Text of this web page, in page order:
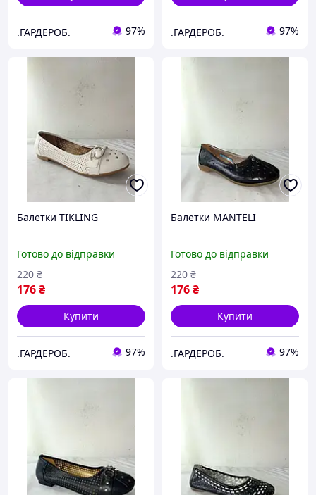
.ГАРДЕРОБ. 97% .ГАРДЕРОБ. 97%
Балетки TIKLING
Готово до відправки
176₴
220 ₴
Купити
.ГАРДЕРОБ. 97%
Балетки MANTELI
Готово до відправки
176₴
220 ₴
Купити
.ГАРДЕРОБ. 97%